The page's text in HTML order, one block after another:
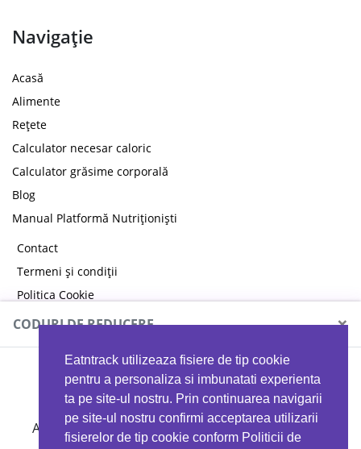
Eatntrack utilizeaza fisiere de tip cookie
pentru a personaliza si imbunatati experienta
ta pe site-ul nostru. Prin continuarea navigarii
pe site-ul nostru confirmi acceptarea utilizarii
fisierelor de tip cookie conform Politicii de
Navigație
Acasă
Alimente
Rețete
Calculator necesar caloric
Calculator grăsime corporală
Blog
Manual Platformă Nutriționiști
Contact
Termeni și condiții
Politica Cookie
Politica de confidențialitate
CODURI DE REDUCERE ×
MYPROTEIN
Ai 40%reducere la orice comandă folosind codul